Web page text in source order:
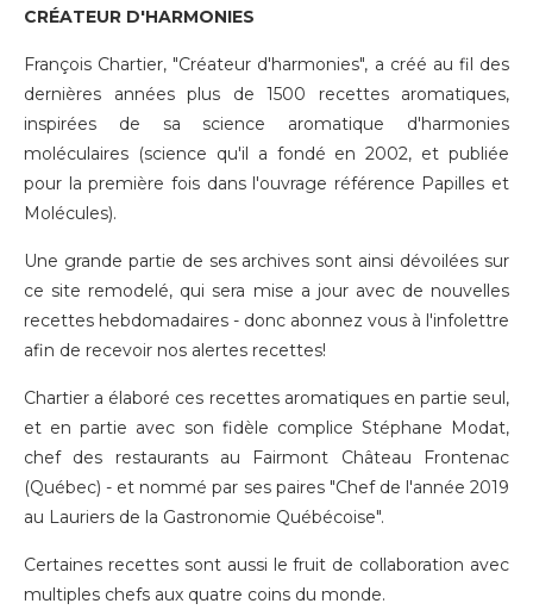
CRÉATEUR D'HARMONIES
François Chartier, "Créateur d'harmonies", a créé au fil des
dernières années plus de 1500 recettes aromatiques,
inspirées de sa science aromatique d'harmonies
moléculaires (science qu'il a fondé en 2002, et publiée
pour la première fois dans l'ouvrage référence Papilles et
Molécules).
Une grande partie de ses archives sont ainsi dévoilées sur
ce site remodelé, qui sera mise a jour avec de nouvelles
recettes hebdomadaires - donc abonnez vous à l'infolettre
afin de recevoir nos alertes recettes!
Chartier a élaboré ces recettes aromatiques en partie seul,
et en partie avec son fidèle complice Stéphane Modat,
chef des restaurants au Fairmont Château Frontenac
(Québec) - et nommé par ses paires "Chef de l'année 2019
au Lauriers de la Gastronomie Québécoise".
Certaines recettes sont aussi le fruit de collaboration avec
multiples chefs aux quatre coins du monde.